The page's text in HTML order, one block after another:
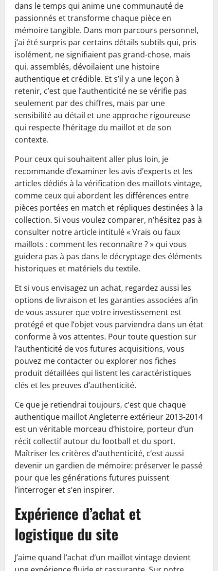
dans le temps qui anime une communauté de
passionnés et transforme chaque pièce en
mémoire tangible. Dans mon parcours personnel,
j’ai été surpris par certains détails subtils qui, pris
isolément, ne signifiaient pas grand-chose, mais
qui, assemblés, dévoilaient une histoire
authentique et crédible. Et s’il y a une leçon à
retenir, c’est que l’authenticité ne se vérifie pas
seulement par des chiffres, mais par une
sensibilité au détail et une approche rigoureuse
qui respecte l’héritage du maillot et de son
contexte.
Pour ceux qui souhaitent aller plus loin, je
recommande d’examiner les avis d’experts et les
articles dédiés à la vérification des maillots vintage,
comme ceux qui abordent les différences entre
pièces portées en match et répliques destinées à la
collection. Si vous voulez comparer, n’hésitez pas à
consulter notre article intitulé « Vrais ou faux
maillots : comment les reconnaître ? » qui vous
guidera pas à pas dans le décryptage des éléments
historiques et matériels du textile.
Et si vous envisagez un achat, regardez aussi les
options de livraison et les garanties associées afin
de vous assurer que votre investissement est
protégé et que l’objet vous parviendra dans un état
conforme à vos attentes. Pour toute question sur
l’authenticité de vos futures acquisitions, vous
pouvez me contacter ou explorer nos fiches
produit détaillées qui listent les caractéristiques
clés et les preuves d’authenticité.
Ce que je retiendrai toujours, c’est que chaque
authentique maillot Angleterre extérieur 2013-2014
est un véritable morceau d’histoire, porteur d’un
récit collectif autour du football et du sport.
Maîtriser les critères d’authenticité, c’est aussi
devenir un gardien de mémoire: préserver le passé
pour que les générations futures puissent
l’interroger et s’en inspirer.
Expérience d’achat et
logistique du site
J’aime quand l’achat d’un maillot vintage devient